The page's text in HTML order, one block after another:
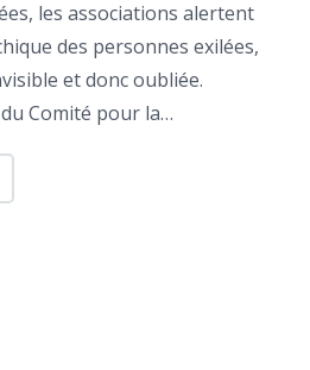
les associations alertent
des personnes exilées,
et donc oubliée.
Comité pour la…